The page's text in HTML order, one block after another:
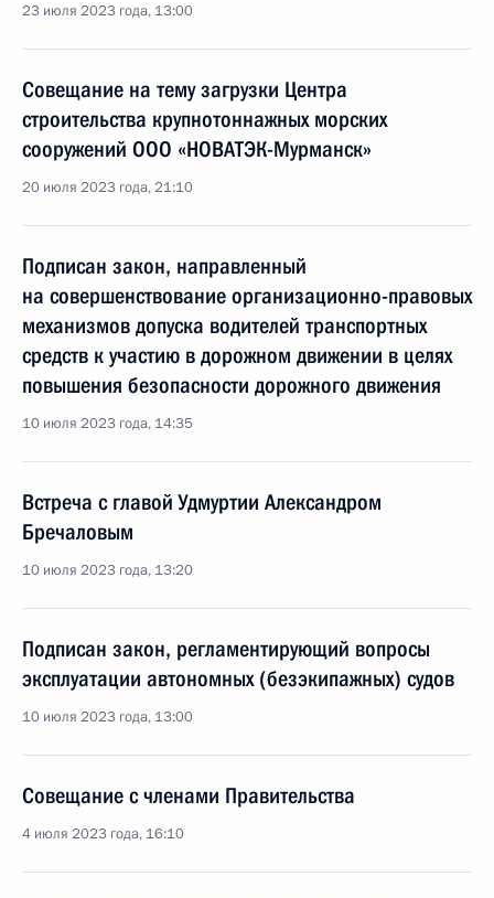
23 июля 2023 года, 13:00
Совещание на тему загрузки Центра
строительства крупнотоннажных морских
сооружений ООО «НОВАТЭК-Мурманск»
20 июля 2023 года, 21:10
Подписан закон, направленный
на совершенствование организационно-правовых
механизмов допуска водителей транспортных
средств к участию в дорожном движении в целях
повышения безопасности дорожного движения
10 июля 2023 года, 14:35
Встреча с главой Удмуртии Александром
Бречаловым
10 июля 2023 года, 13:20
Подписан закон, регламентирующий вопросы
эксплуатации автономных (безэкипажных) судов
10 июля 2023 года, 13:00
Совещание с членами Правительства
4 июля 2023 года, 16:10